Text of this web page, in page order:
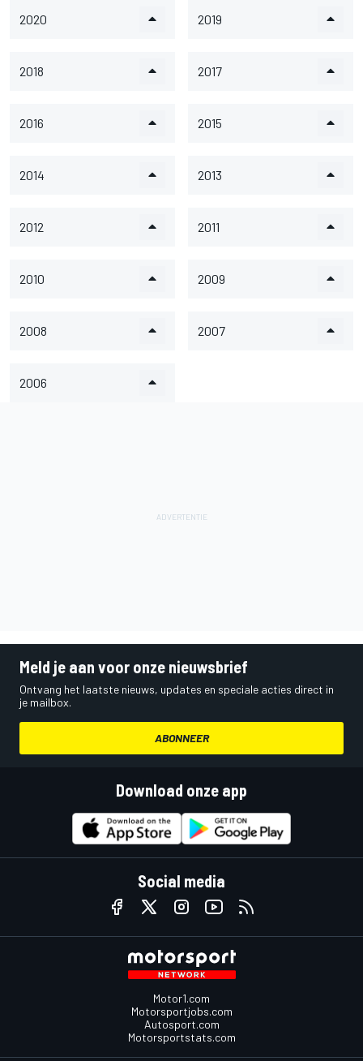
2020 2019
2018 2017
2016 2015
2014 2013
2012 2011
2010 2009
2008 2007
2006
Meld je aan voor onze nieuwsbrief
Ontvang het laatste nieuws, updates en speciale acties direct in
je mailbox.
ABONNEER
Download onze app
Social media
Motor1.com
Motorsportjobs.com
Autosport.com
Motorsportstats.com